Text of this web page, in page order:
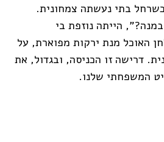
בתי נעשתה צמחונית.
הייתה נוזפת בי
האוכל מנת ירקות מפוארת, על
דרישה זו הכניסה, ובגדול, את
המשפחתי שלנו.